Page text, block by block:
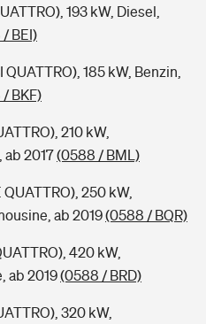
193 kW, Diesel,
BEI)
185 kW, Benzin,
BKF)
210 kW,
2017(0588 / BML)
250 kW,
ab 2019(0588 / BQR)
420 kW,
ab 2019(0588 / BRD)
320 kW,